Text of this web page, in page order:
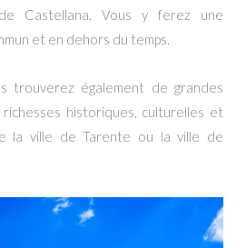
Castellana. Vous y ferez une
et en dehors du temps.
trouverez également de grandes
historiques, culturelles et
la ville de Tarente ou la ville de